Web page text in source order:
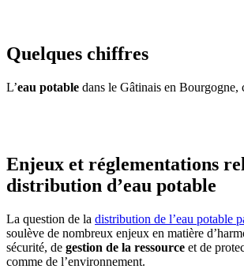
Quelques chiffres
L’eau potable dans le Gâtinais en Bourgogne,
Enjeux et réglementations
distribution d’eau potable
La question de la distribution de l’eau potable
soulève de nombreux enjeux en matière
sécurité, de gestion de la ressource et de
comme de l’environnement.